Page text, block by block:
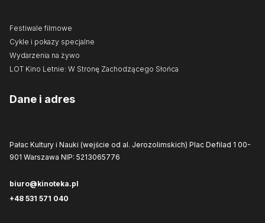
Festiwale filmowe
Cykle i pokazy specjalne
Wydarzenia na żywo
LOT Kino Letnie: W Stronę Zachodzącego Słońca
Dane i adres
Pałac Kultury i Nauki (wejście od al. Jerozolimskich) Plac Defilad 1 00-
901 Warszawa NIP: 5213065776
biuro@kinoteka.pl
+48 531 571 040